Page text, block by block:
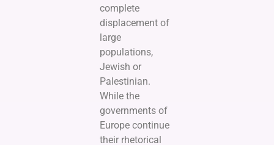
complete
displacement of
large
populations,
Jewish or
Palestinian.
While the
governments of
Europe continue
their rhetorical